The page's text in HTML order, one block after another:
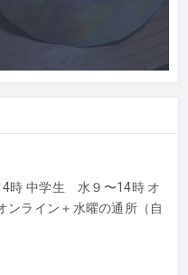
時 中学生 水９〜14時 オ
ンライン＋水曜の通所（自